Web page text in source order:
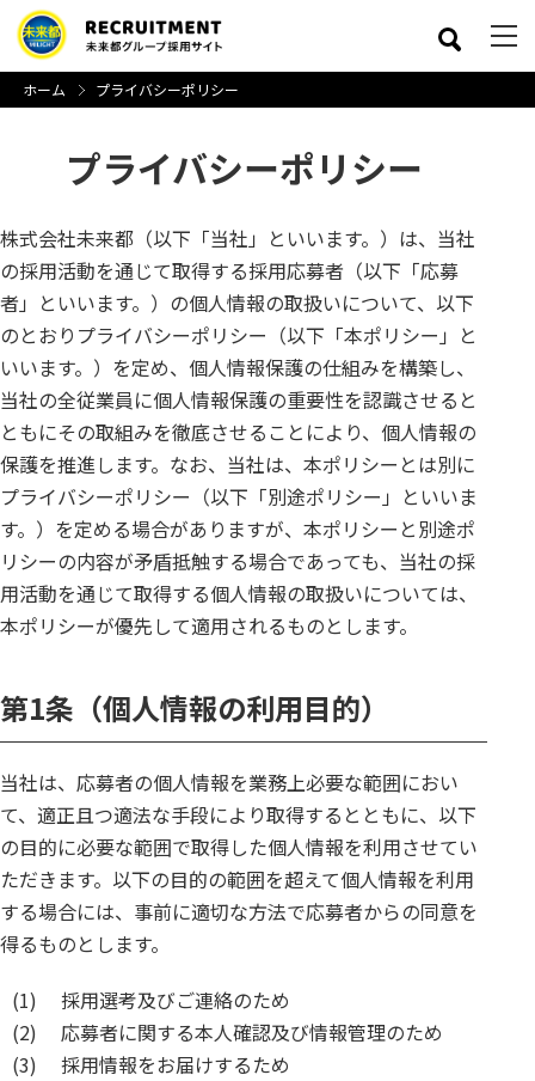
close
ホーム プライバシーポリシー
プライバシーポリシー
株式会社未来都（以下「当社」といいます。）は、当社
の採用活動を通じて取得する採用応募者（以下「応募
者」といいます。）の個人情報の取扱いについて、以下
のとおりプライバシーポリシー（以下「本ポリシー」と
いいます。）を定め、個人情報保護の仕組みを構築し、
当社の全従業員に個人情報保護の重要性を認識させると
ともにその取組みを徹底させることにより、個人情報の
保護を推進します。なお、当社は、本ポリシーとは別に
プライバシーポリシー（以下「別途ポリシー」といいま
す。）を定める場合がありますが、本ポリシーと別途ポ
リシーの内容が矛盾抵触する場合であっても、当社の採
用活動を通じて取得する個人情報の取扱いについては、
本ポリシーが優先して適用されるものとします。
第1条（個人情報の利用目的）
当社は、応募者の個人情報を業務上必要な範囲におい
て、適正且つ適法な手段により取得するとともに、以下
の目的に必要な範囲で取得した個人情報を利用させてい
ただきます。以下の目的の範囲を超えて個人情報を利用
する場合には、事前に適切な方法で応募者からの同意を
得るものとします。
(1)
採用選考及びご連絡のため
(2)
応募者に関する本人確認及び情報管理のため
(3)
採用情報をお届けするため